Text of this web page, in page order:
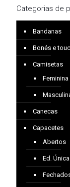
Categorias de
Bandanas
Bonés e
Camisetas
Feminina
Canecas
Capacetes
Abertos
Ed. Única